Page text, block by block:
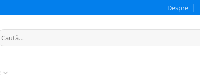
Despre